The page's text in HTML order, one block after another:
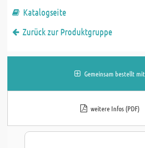
Katalogseite
Zurück zur Produktgruppe
Gemeinsam bestellt mit
weitere Infos (PDF)